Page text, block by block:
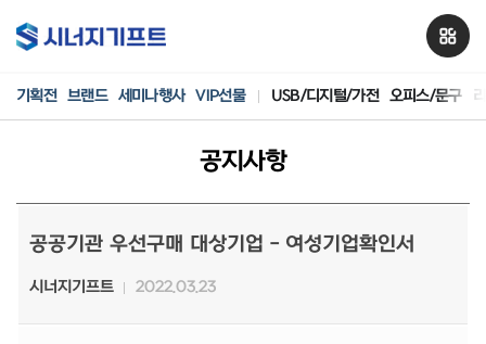
기획전 브랜드 세미나행사 VIP선물 USB/디지털/가전 오피스/문구
공지사항
공공기관 우선구매 대상기업 - 여성기업확인서
시너지기프트 2022.03.23